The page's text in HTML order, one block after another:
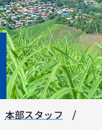
本部スタッフ